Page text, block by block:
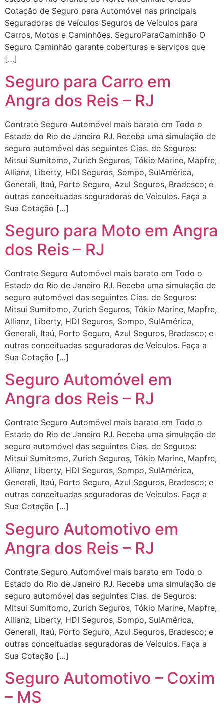
Cotação de Seguro para Automóvel nas principais
Seguradoras de Veículos Seguros de Veículos para
Carros, Motos e Caminhões. SeguroParaCaminhão O
Seguro Caminhão garante coberturas e serviços que
[…]
Seguro para Carro em
Angra dos Reis – RJ
Contrate Seguro Automóvel mais barato em Todo o
Estado do Rio de Janeiro RJ. Receba uma simulação de
seguro automóvel das seguintes Cias. de Seguros:
Mitsui Sumitomo, Zurich Seguros, Tókio Marine, Mapfre,
Allianz, Liberty, HDI Seguros, Sompo, SulAmérica,
Generali, Itaú, Porto Seguro, Azul Seguros, Bradesco; e
outras conceituadas seguradoras de Veículos. Faça a
Sua Cotação […]
Seguro para Moto em Angra
dos Reis – RJ
Contrate Seguro Automóvel mais barato em Todo o
Estado do Rio de Janeiro RJ. Receba uma simulação de
seguro automóvel das seguintes Cias. de Seguros:
Mitsui Sumitomo, Zurich Seguros, Tókio Marine, Mapfre,
Allianz, Liberty, HDI Seguros, Sompo, SulAmérica,
Generali, Itaú, Porto Seguro, Azul Seguros, Bradesco; e
outras conceituadas seguradoras de Veículos. Faça a
Sua Cotação […]
Seguro Automóvel em
Angra dos Reis – RJ
Contrate Seguro Automóvel mais barato em Todo o
Estado do Rio de Janeiro RJ. Receba uma simulação de
seguro automóvel das seguintes Cias. de Seguros:
Mitsui Sumitomo, Zurich Seguros, Tókio Marine, Mapfre,
Allianz, Liberty, HDI Seguros, Sompo, SulAmérica,
Generali, Itaú, Porto Seguro, Azul Seguros, Bradesco; e
outras conceituadas seguradoras de Veículos. Faça a
Sua Cotação […]
Seguro Automotivo em
Angra dos Reis – RJ
Contrate Seguro Automóvel mais barato em Todo o
Estado do Rio de Janeiro RJ. Receba uma simulação de
seguro automóvel das seguintes Cias. de Seguros:
Mitsui Sumitomo, Zurich Seguros, Tókio Marine, Mapfre,
Allianz, Liberty, HDI Seguros, Sompo, SulAmérica,
Generali, Itaú, Porto Seguro, Azul Seguros, Bradesco; e
outras conceituadas seguradoras de Veículos. Faça a
Sua Cotação […]
Seguro Automotivo – Coxim
– MS